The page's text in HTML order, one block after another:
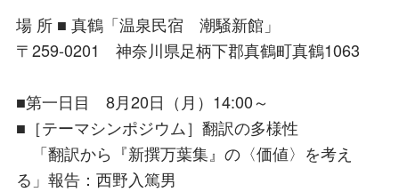
場 所 ■ 真鶴「温泉民宿 潮騒新館」
〒259-0201 神奈川県足柄下郡真鶴町真鶴1063
■第一日目 8月20日（月）14:00～
■［テーマシンポジウム］翻訳の多様性
「翻訳から『新撰万葉集』の〈価値〉を考え
る」報告：西野入篤男